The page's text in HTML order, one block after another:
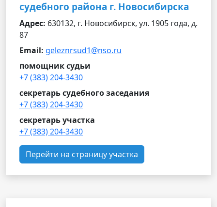
судебного района г. Новосибирска
Адрес: 630132, г. Новосибирск, ул. 1905 года, д.
87
Email: geleznrsud1@nso.ru
помощник судьи
+7 (383) 204-3430
секретарь судебного заседания
+7 (383) 204-3430
секретарь участка
+7 (383) 204-3430
Перейти на страницу участка